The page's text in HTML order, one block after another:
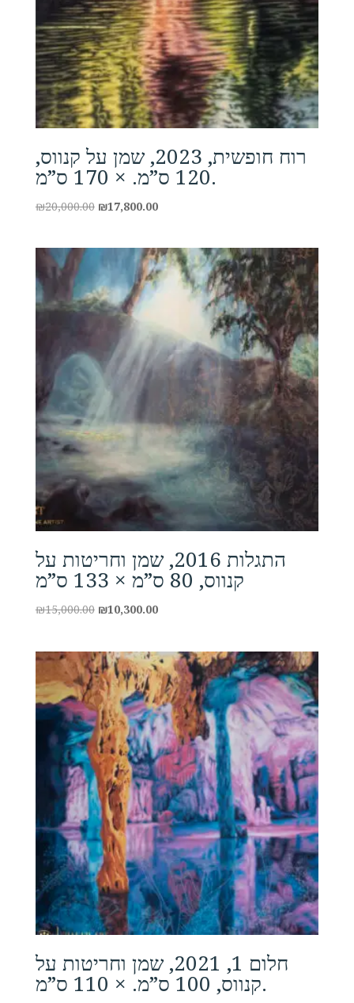
רוח חופשית, 2023, שמן על קנווס,
120 ס”מ. × 170 ס”מ.
₪20,000.00 Original
₪20,000.00.
₪17,800.00Current
₪17,800.00.
התגלות 2016, שמן וחריטות על
קנווס, 80 ס”מ × 133 ס”מ
₪15,000.00 Original
₪15,000.00.
₪10,300.00Current
₪10,300.00.
חלום 1, 2021, שמן וחריטות על
קנווס, 100 ס”מ. × 110 ס”מ.